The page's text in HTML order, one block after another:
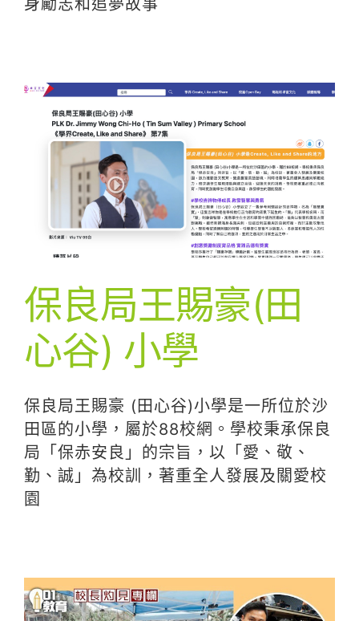
保良局王賜豪(田
心谷) 小學
保良局王賜豪 (田心谷)小學是一所位於沙
田區的小學，屬於88校網。學校秉承保良
局「保赤安良」的宗旨，以「愛、敬、
勤、誠」為校訓，著重全人發展及關愛校
園